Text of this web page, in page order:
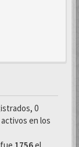
0
en los